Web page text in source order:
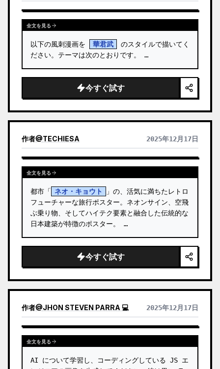
全文を見る
以下の風刺漫画を 華君武
のスタイルで描いてく
ださい。テーマは次のとおりです。 …
今すぐ試す
作者@TECHIESA 2025年12月17日
全文を見る
都市「 ネオ・キョウト
」の、活気に満ちたレトロ
フューチャーな旅行ポスター。ネオンサイン、空飛
ぶ乗り物、そしてハイテク要素と融合した伝統的な
日本建築が特徴のポスター。 …
今すぐ試す
作者@JHON STEVEN PARRA 💻 2025年12月17日
全文を見る
AI について学習し、コーディングしている JS エ